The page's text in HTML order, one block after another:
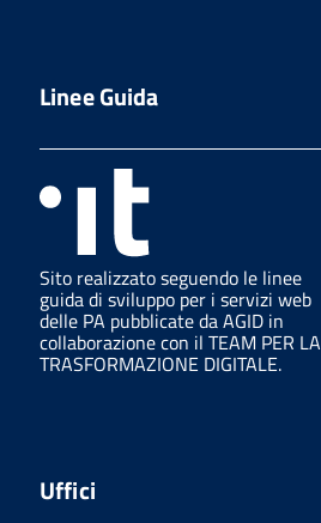
Linee Guida
Sito realizzato seguendo le linee
guida di sviluppo per i servizi web
delle PA pubblicate da AGID in
collaborazione con il TEAM PER LA
TRASFORMAZIONE DIGITALE.
Uffici